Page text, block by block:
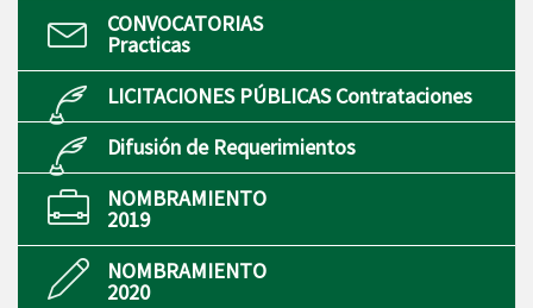
CONVOCATORIAS
Practicas
LICITACIONES PÚBLICAS Contrataciones
Difusión de Requerimientos
NOMBRAMIENTO
2019
NOMBRAMIENTO
2020